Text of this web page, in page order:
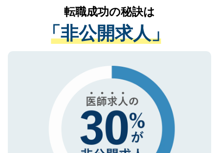
は、個人情報の取り扱いについての厳密な
管理基準を満たした事業者のみに付与され
る、プライバシーマークを取得済みです。
で、機密保持に関してもご安心ください。
かがいして、現在の医療機関の状況や紹介
経験をまじえながら、適切なアドバイスを
させていただきます。すぐにご転職をされ
ない方には、長期的なサポートが可能です
ので、まずはご登録ください。
転職成功の秘訣は
「非公開求人」